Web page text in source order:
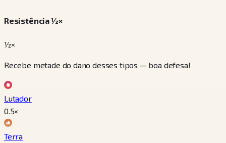
Resistência ½×
½×
Recebe metade do dano desses tipos — boa defesa!
Lutador
0.5×
Terra